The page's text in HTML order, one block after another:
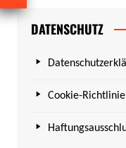
DATENSCHUTZ
Cookie-Richtlinie